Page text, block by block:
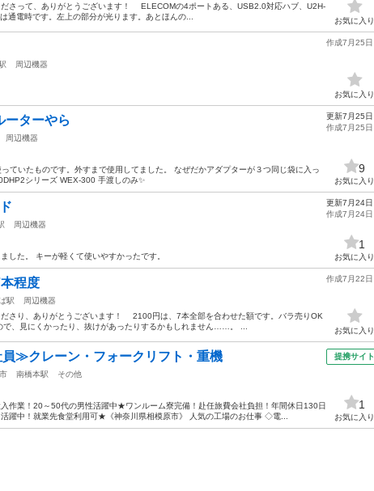
さって、ありがとうございます！ ELECOMの4ポートある、USB2.0対応ハブ、U2H-
電時です。左上の部分が光ります。あとほんの...
お気に入り
周辺機器
作成7月25日
お気に入り
ターやら
周辺機器
ていたものです。外すまで使用してました。 なぜだかアダプターが３つ同じ袋に入っ
シリーズ WEX-300 手渡しのみ✨
更新7月25日
作成7月25日
9
お気に入り
ド
周辺機器
した。 キーが軽くて使いやすかったです。
更新7月24日
作成7月24日
1
お気に入り
程度
駅
周辺機器
さり、ありがとうございます！ 2100円は、7本全部を合わせた額です。バラ売りOK
、見にくかったり、抜けがあったりするかもしれません……。 ...
作成7月22日
お気に入り
≫クレーン・フォークリフト・重機
南橋本駅 その他
作業！20～50代の男性活躍中★ワンルーム寮完備！赴任旅費会社負担！年間休日130日
躍中！就業先食堂利用可★《神奈川県相模原市》 人気の工場のお仕事 ◇電...
提携サイト
1
お気に入り